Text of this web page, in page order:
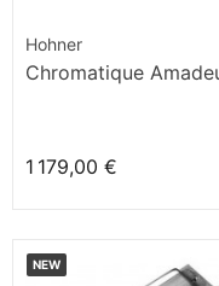
Hohner
Chromatique
1 179,00 €
NEW